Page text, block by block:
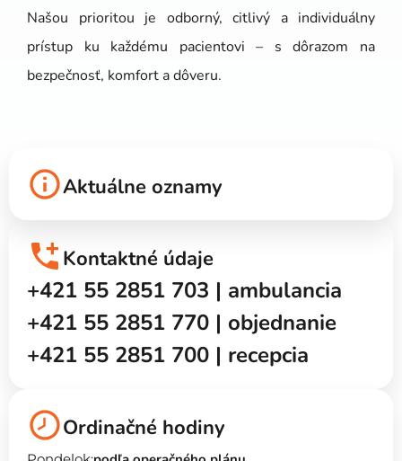
Našou prioritou je odborný, citlivý a individuálny
prístup ku každému pacientovi – s dôrazom na
bezpečnosť, komfort a dôveru.
Kontaktné údaje
+421 55 2851 703 | ambulancia
+421 55 2851 770 | objednanie
+421 55 2851 700 | recepcia
Ordinačné hodiny
Aktuálne oznamy